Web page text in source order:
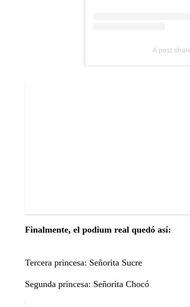
A post
Finalmente, el podium real quedó así:
Tercera princesa: Señorita Sucre
Segunda princesa: Señorita Chocó